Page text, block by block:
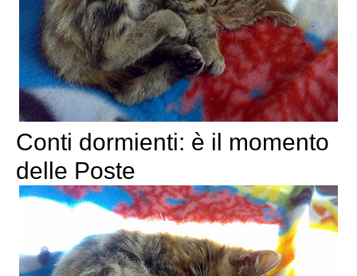
Conti dormienti: è il momento
delle Poste